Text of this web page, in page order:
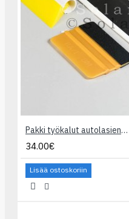
Pakki työkalut autolasien tummentamiseksi
34.00€
Lisää ostoskoriin